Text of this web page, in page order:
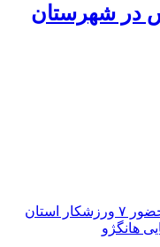
در شهرستان